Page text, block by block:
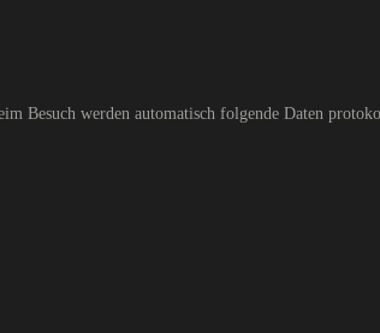
Besuch werden automatisch folgende Daten